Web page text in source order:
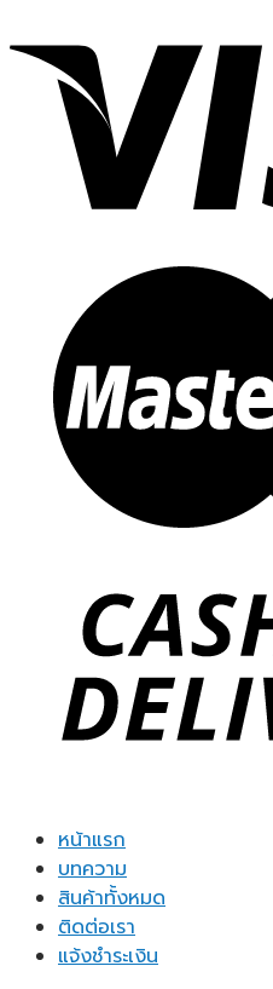
หน้าแรก
บทความ
สินค้าทั้งหมด
ติดต่อเรา
แจ้งชำระเงิน